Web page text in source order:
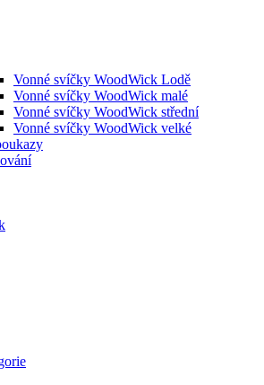
Vonné svíčky WoodWick Lodě
Vonné svíčky WoodWick malé
Vonné svíčky WoodWick střední
Vonné svíčky WoodWick velké